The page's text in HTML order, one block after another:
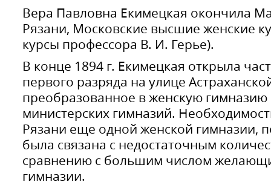
Вера Павловна Екимецкая окончила
Рязани, Московские высшие женские
курсы профессора В. И. Герье).
В конце 1894 г. Екимецкая открыла
первого разряда на улице
преобразованное в женскую гимназию
министерских гимназий.
Рязани еще одной женской гимназии,
была связана с недостаточным
сравнению с большим числом
гимназии.